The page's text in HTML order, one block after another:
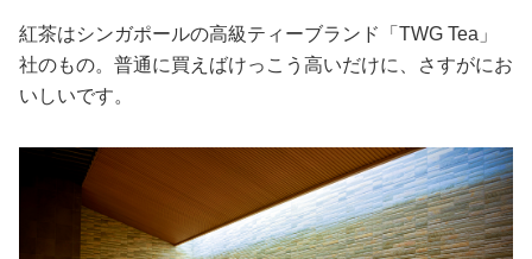
紅茶はシンガポールの高級ティーブランド「TWG Tea」
社のもの。普通に買えばけっこう高いだけに、さすがにお
いしいです。